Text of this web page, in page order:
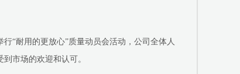
“耐用的更放心”质量动员会活动，公司全体人
市场的欢迎和认可。